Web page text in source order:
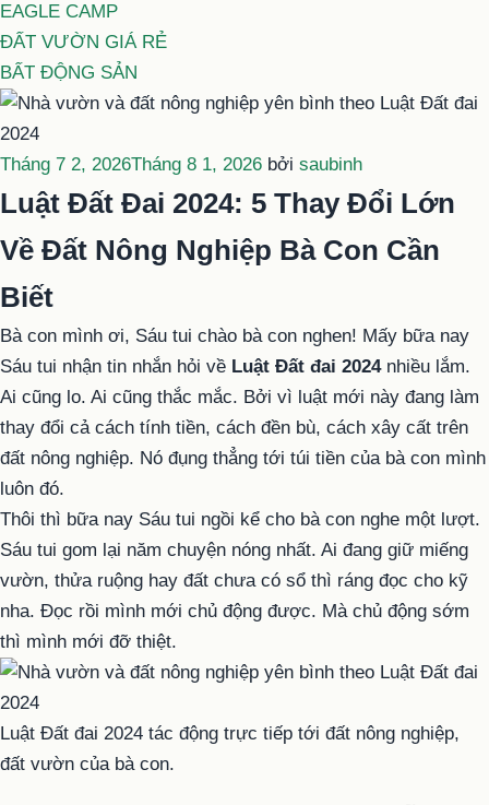
EAGLE CAMP
ĐẤT VƯỜN GIÁ RẺ
BẤT ĐỘNG SẢN
Đăng
trong
Tháng 7 2, 2026Tháng 8 1, 2026 bởi saubinh
Luật Đất Đai 2024: 5 Thay Đổi Lớn
Về Đất Nông Nghiệp Bà Con Cần
Biết
Bà con mình ơi, Sáu tui chào bà con nghen! Mấy bữa nay
Sáu tui nhận tin nhắn hỏi về Luật Đất đai 2024nhiều lắm.
Ai cũng lo. Ai cũng thắc mắc. Bởi vì luật mới này đang làm
thay đổi cả cách tính tiền, cách đền bù, cách xây cất trên
đất nông nghiệp. Nó đụng thẳng tới túi tiền của bà con mình
luôn đó.
Thôi thì bữa nay Sáu tui ngồi kể cho bà con nghe một lượt.
Sáu tui gom lại năm chuyện nóng nhất. Ai đang giữ miếng
vườn, thửa ruộng hay đất chưa có sổ thì ráng đọc cho kỹ
nha. Đọc rồi mình mới chủ động được. Mà chủ động sớm
thì mình mới đỡ thiệt.
Luật Đất đai 2024 tác động trực tiếp tới đất nông nghiệp,
đất vườn của bà con.